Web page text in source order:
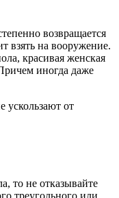
возвращается
взять на вооружение.
красивая женская
иногда даже
то не отказывайте